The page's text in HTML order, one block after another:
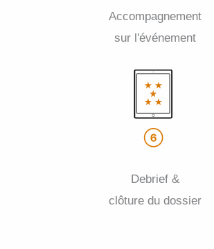
Accompagnement
sur l'événement
Debrief &
clôture du dossier